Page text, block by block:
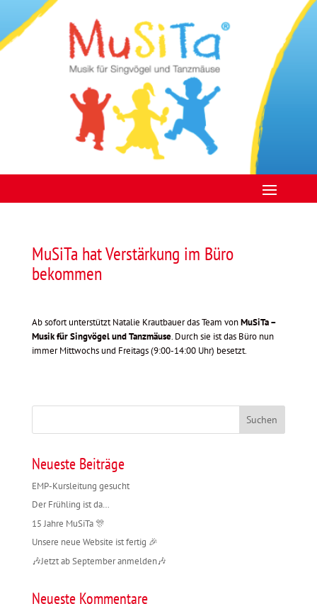
MuSiTa hat Verstärkung im Büro
bekommen
Ab sofort unterstützt Natalie Krautbauer das Team vonMuSiTa –
Musik für Singvögel und Tanzmäuse. Durch sie ist das Büro nun
immer Mittwochs und Freitags (9:00-14:00 Uhr) besetzt.
Suchen
Neueste Beiträge
EMP-Kursleitung gesucht
Der Frühling ist da…
15 Jahre MuSiTa 🎊
Unsere neue Website ist fertig 🎉
🎶Jetzt ab September anmelden🎶
Neueste Kommentare